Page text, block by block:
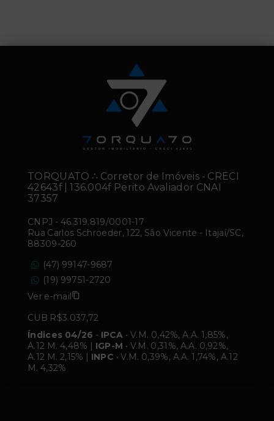
TORQUATO ∴ Corretor de Imóveis - CRECI
42643f | 136.004f Perito Avaliador CNAI
37357
CNPJ - 46.319.819/0001-17
Rua Carlos Schroeder, 122, São Vicente - Itajaí/SC,
88309-260
(47) 99147-9687
(19) 99751-2720
Ver e-mail
CUB R$3.037,72
Índices 04/26 - IPCA • V.M. 0,42%, A.A. 1,85%,
A.12 M. 4,48% | IGP-M • V.M. 0,31%, A.A. 0,92%,
A.12 M. 2,15% | INPC • V.M. 0,39%, A.A. 1,74%, A.12
M. 4,32%